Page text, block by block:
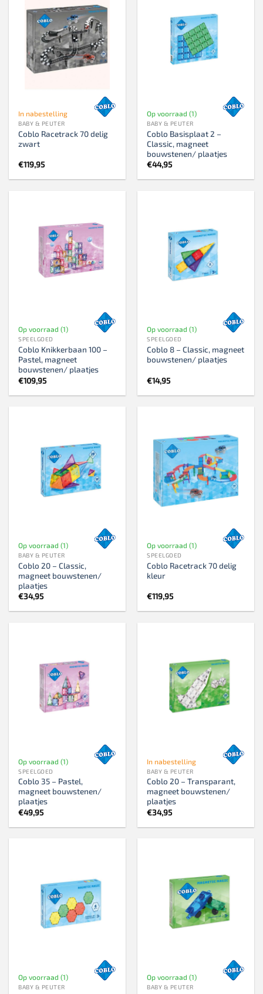
In nabestelling
BABY & PEUTER
Coblo Racetrack 70 delig
zwart
€119,95
Op voorraad (1)
BABY & PEUTER
Coblo Basisplaat 2 –
Classic, magneet
bouwstenen/ plaatjes
€44,95
Op voorraad (1)
SPEELGOED
Coblo Knikkerbaan 100 –
Pastel, magneet
bouwstenen/ plaatjes
€109,95
Op voorraad (1)
SPEELGOED
Coblo 8 – Classic, magneet
bouwstenen/ plaatjes
€14,95
Op voorraad (1)
BABY & PEUTER
Coblo 20 – Classic,
magneet bouwstenen/
plaatjes
€34,95
Op voorraad (1)
SPEELGOED
Coblo Racetrack 70 delig
kleur
€119,95
Op voorraad (1)
SPEELGOED
Coblo 35 – Pastel,
magneet bouwstenen/
plaatjes
€49,95
In nabestelling
BABY & PEUTER
Coblo 20 – Transparant,
magneet bouwstenen/
plaatjes
€34,95
Op voorraad (1)
BABY & PEUTER
Op voorraad (1)
BABY & PEUTER